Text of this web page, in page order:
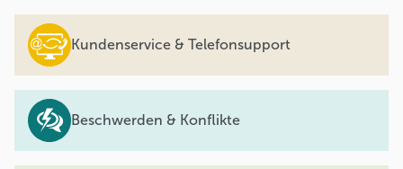
Kundenservice & Telefonsupport
Beschwerden & Konflikte